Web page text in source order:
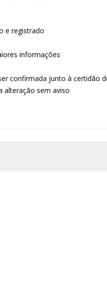
e registrado
informações
confirmada junto à certidão
alteração sem aviso